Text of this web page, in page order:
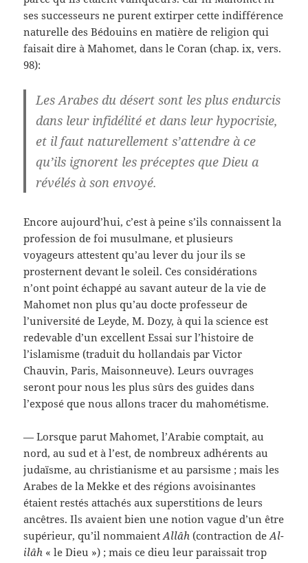
ses successeurs ne purent extirper cette indifférence
naturelle des Bédouins en matière de religion qui
faisait dire à Mahomet, dans le Coran (chap. ix, vers.
98):
Les Arabes du désert sont les plus endurcis
dans leur infidélité et dans leur hypocrisie,
et il faut naturellement s’attendre à ce
qu’ils ignorent les préceptes que Dieu a
révélés à son envoyé.
Encore aujourd’hui, c’est à peine s’ils connaissent la
profession de foi musulmane, et plusieurs
voyageurs attestent qu’au lever du jour ils se
prosternent devant le soleil. Ces considérations
n’ont point échappé au savant auteur de la vie de
Mahomet non plus qu’au docte professeur de
l’université de Leyde, M. Dozy, à qui la science est
redevable d’un excellent Essai sur l’histoire de
l’islamisme (traduit du hollandais par Victor
Chauvin, Paris, Maisonneuve). Leurs ouvrages
seront pour nous les plus sûrs des guides dans
l’exposé que nous allons tracer du mahométisme.
— Lorsque parut Mahomet, l’Arabie comptait, au
nord, au sud et à l’est, de nombreux adhérents au
judaïsme, au christianisme et au parsisme ; mais les
Arabes de la Mekke et des régions avoisinantes
étaient restés attachés aux superstitions de leurs
ancêtres. Ils avaient bien une notion vague d’un être
supérieur, qu’il nommaientAllâh (contraction deAl-
ilâh « le Dieu ») ; mais ce dieu leur paraissait trop